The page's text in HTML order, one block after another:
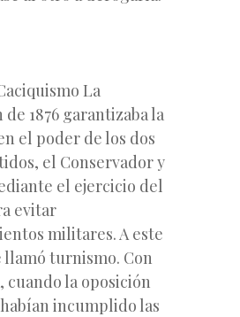
La
1876 garantizaba la
el poder de los dos
el Conservador y
el ejercicio del
evitar
militares. A este
llamó turnismo. Con
cuando la oposición
incumplido las